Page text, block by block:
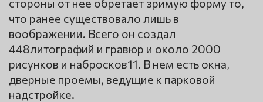
что ранее существовало лишь в
воображении. Всего он создал
448литографий и гравюр и около 2000
рисунков и набросков11. В нем есть окна,
дверные проемы, ведущие к парковой
надстройке.